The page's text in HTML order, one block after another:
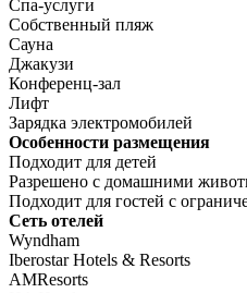
Спа-услуги
Собственный пляж
Сауна
Джакузи
Конференц-зал
Лифт
Зарядка электромобилей
Особенности размещения
Подходит для детей
Разрешено с домашними
Подходит для гостей с
Сеть отелей
Wyndham
Iberostar Hotels & Resorts
AMResorts